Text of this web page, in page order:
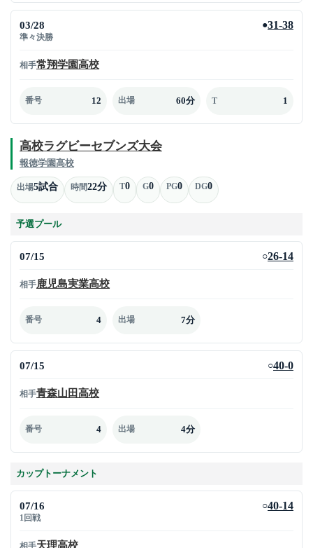
03/28
準々決勝
●31-38
相手常翔学園高校
番号 12 出場 60分 T 1
高校ラグビーセブンズ大会
報徳学園高校
出場5試合 時間22分 T0 G0 PG0 DG0
予選プール
07/15 ○26-14
相手鹿児島実業高校
番号 4 出場 7分
07/15 ○40-0
相手青森山田高校
番号 4 出場 4分
カップトーナメント
07/16
1回戦
○40-14
相手天理高校